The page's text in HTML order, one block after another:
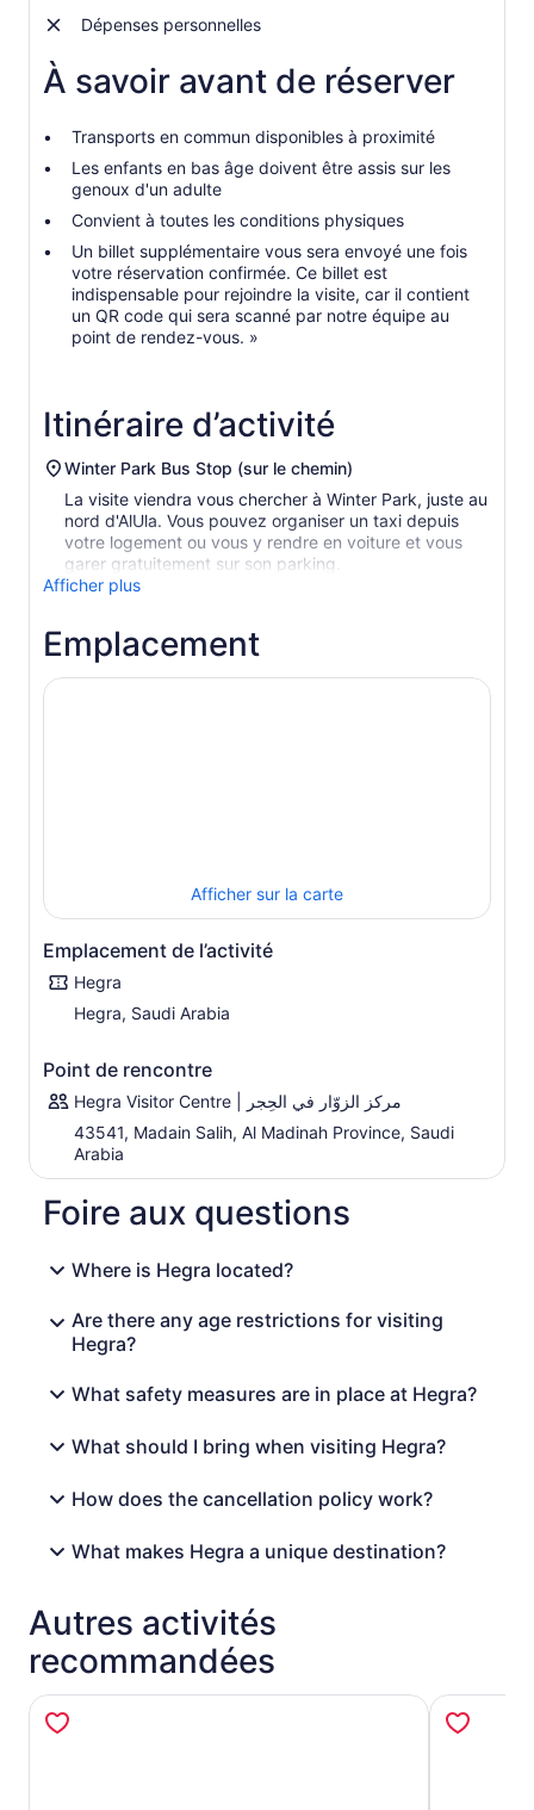
Dépenses personnelles
À savoir avant de réserver
Transports en commun disponibles à proximité
Les enfants en bas âge doivent être assis sur les
genoux d'un adulte
Convient à toutes les conditions physiques
Un billet supplémentaire vous sera envoyé une fois
votre réservation confirmée. Ce billet est
indispensable pour rejoindre la visite, car il contient
un QR code qui sera scanné par notre équipe au
point de rendez-vous. »
Itinéraire d’activité
Winter Park Bus Stop (sur le chemin)
La visite viendra vous chercher à Winter Park, juste au
nord d'AlUla. Vous pouvez organiser un taxi depuis
votre logement ou vous y rendre en voiture et vous
garer gratuitement sur son parking.
Afficher plus
Emplacement
Afficher sur la carte
Emplacement de l’activité
Hegra
Hegra, Saudi Arabia
Point de rencontre
43541, Madain Salih, Al Madinah Province, Saudi
Arabia
Foire aux questions
Where is Hegra located?
Are there any age restrictions for visiting
Hegra?
What safety measures are in place at Hegra?
What should I bring when visiting Hegra?
How does the cancellation policy work?
What makes Hegra a unique destination?
Autres activités
recommandées